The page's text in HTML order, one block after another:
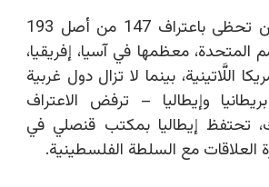
ويُذكَر أنَّ فلسطين تحظى باعتراف 147 من أصل 193
المتحدة، معظمها في آسيا، إفريقيا،
اللَّاتينية، بينما لا تزال دول غربية
وإيطاليا – ترفض الاعتراف
تحتفظ إيطاليا بمكتب قنصلي في
العلاقات مع السلطة الفلسطينية.